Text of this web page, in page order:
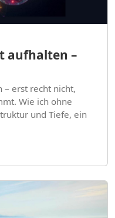
aufhalten –
– erst recht nicht,
Wie ich ohne
und Tiefe, ein